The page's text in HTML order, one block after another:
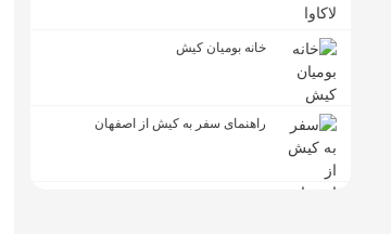
خانه بومیان کیش
راهنمای سفر به کیش از اصفهان